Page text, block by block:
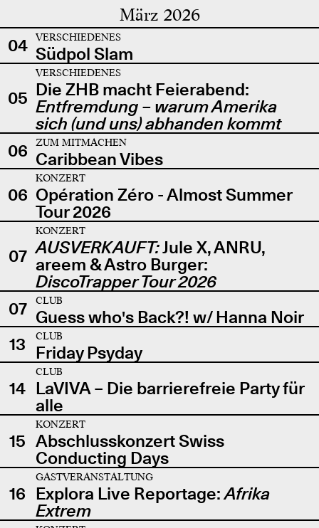
März 2026
04 VERSCHIEDENES
Südpol Slam
05
VERSCHIEDENES
Die ZHB macht Feierabend:
Entfremdung – warum Amerika
sich (und uns) abhanden kommt
06
ZUM MITMACHEN
Caribbean Vibes
06
KONZERT
Opération Zéro - Almost Summer
Tour 2026
07
KONZERT
AUSVERKAUFT:Jule X, ANRU,
areem & Astro Burger:
DiscoTrapper Tour 2026
07
CLUB
Guess who's Back?! w/ Hanna Noir
13
CLUB
Friday Psyday
14
CLUB
LaVIVA – Die barrierefreie Party für
alle
15
KONZERT
Abschlusskonzert Swiss
Conducting Days
16
GASTVERANSTALTUNG
Explora Live Reportage:Afrika
Extrem